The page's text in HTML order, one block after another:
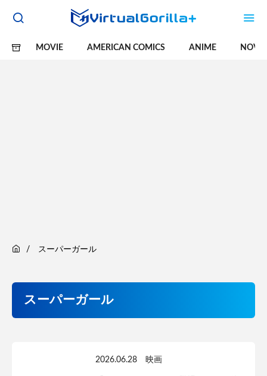
MOVIE AMERICAN COMICS ANIME
スーパーガール
スーパーガール
2026.06.28 映画